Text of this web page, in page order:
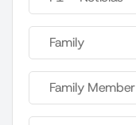
Family
Family Member